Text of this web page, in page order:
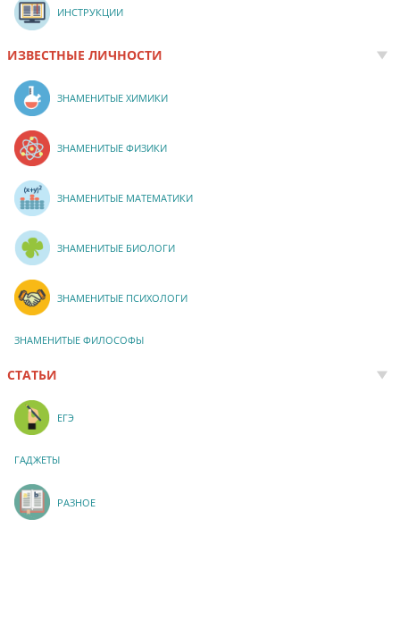
ИНСТРУКЦИИ
ИЗВЕСТНЫЕ ЛИЧНОСТИ
ЗНАМЕНИТЫЕ ХИМИКИ
ЗНАМЕНИТЫЕ ФИЗИКИ
ЗНАМЕНИТЫЕ МАТЕМАТИКИ
ЗНАМЕНИТЫЕ БИОЛОГИ
ЗНАМЕНИТЫЕ ПСИХОЛОГИ
ЗНАМЕНИТЫЕ ФИЛОСОФЫ
СТАТЬИ
ЕГЭ
ГАДЖЕТЫ
РАЗНОЕ